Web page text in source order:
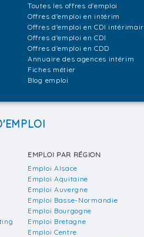
Toutes les offres d'emploi
Offres d'emploi en intérim
Offres d'emploi en CDI
Offres d'emploi en CDI
Offres d'emploi en CDD
Annuaire des agences intérim
Fiches métier
Blog emploi
EMPLOI PAR RÉGION
Emploi Alsace
Emploi Aquitaine
Emploi Auvergne
Emploi Basse-Normandie
Emploi Bourgogne
Emploi Bretagne
Emploi Centre